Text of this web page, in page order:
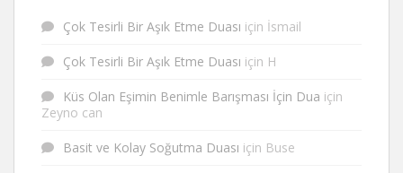
Çok Tesirli Bir Aşık Etme Duası için İsmail
Çok Tesirli Bir Aşık Etme Duası için H
Küs Olan Eşimin Benimle Barışması İçin Dua için
Zeyno can
Basit ve Kolay Soğutma Duası için Buse